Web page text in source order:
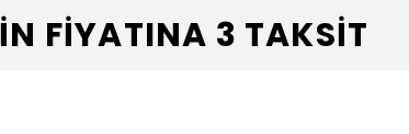
FİYATINA 3 TAKSİT